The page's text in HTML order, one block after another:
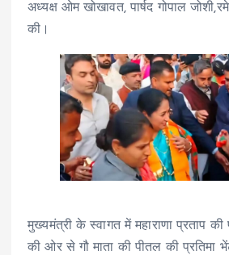
अध्यक्ष ओम खोखावत, पार्षद गोपाल
की।
मुख्यमंत्री के स्वागत में महाराणा प्रताप की
की ओर से गौ माता की पीतल की